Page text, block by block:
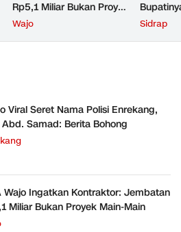
Rp5,1 Miliar Bukan Proyek
Main-Main
Wajo
Jeep
Sidrap
Viral Seret Nama Polisi Enrekang,
Abd. Samad: Berita Bohong
Wajo Ingatkan Kontraktor: Jembatan
Miliar Bukan Proyek Main-Main